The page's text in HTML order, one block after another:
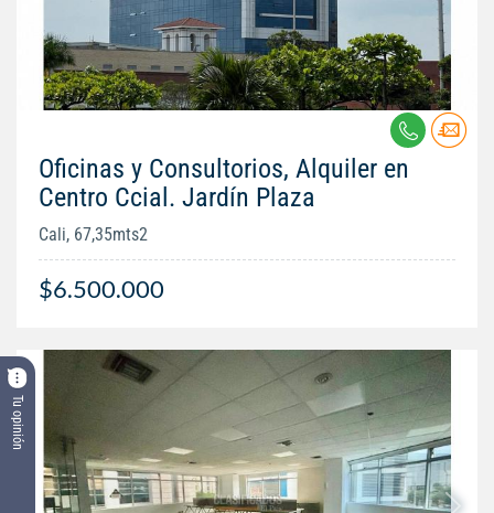
Tu opinión
Oficinas y Consultorios, Alquiler en
Centro Ccial. Jardín Plaza
Cali, 67,35mts2
$6.500.000